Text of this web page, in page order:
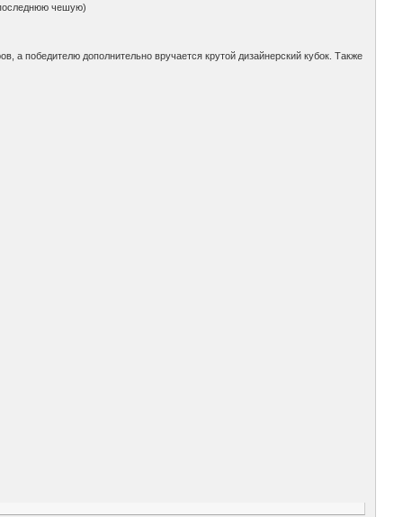
последнюю чешую)
а победителю дополнительно вручается крутой дизайнерский кубок. Также